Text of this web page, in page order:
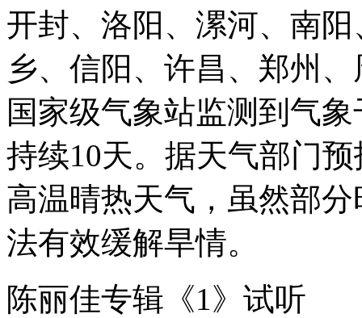
开封、洛阳、漯河、南
乡、信阳、许昌、郑州
国家级气象站监测到气
持续10天。据天气部门
高温晴热天气，虽然部
法有效缓解旱情。
陈丽佳专辑《1》试